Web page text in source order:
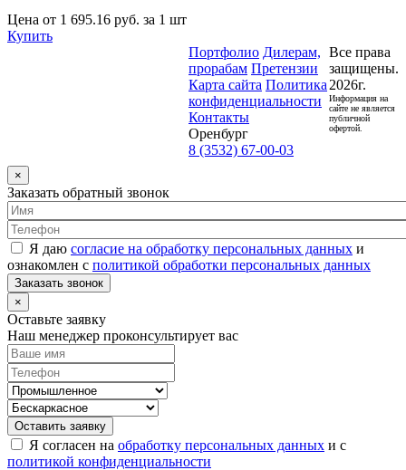
Цена от 1 695.16 руб. за 1 шт
Купить
Портфолио Дилерам,
прорабам Претензии
Карта сайта Политика
конфиденциальности
Контакты
Оренбург
8 (3532) 67-00-03
Все права
защищены.
2026г.
Информация на
сайте не является
публичной
офертой.
×
Заказать обратный звонок
Я даю согласие на обработку персональных данных и
ознакомлен с политикой обработки персональных данных
Заказать звонок
×
Оставьте заявку
Наш менеджер проконсультирует вас
Оставить заявку
Я согласен на обработку персональных данных и с
политикой конфиденциальности